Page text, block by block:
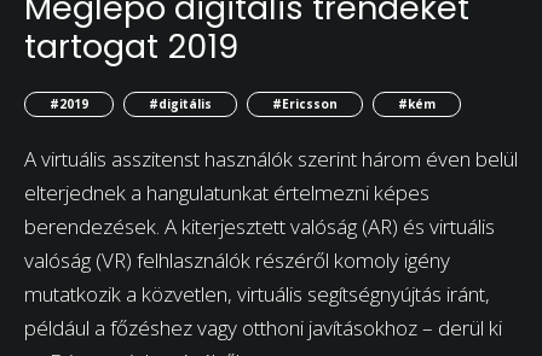
tartogat 2019
#2019 #digitális #Ericsson #kém
A virtuális asszitenst használók szerint három éven belül
elterjednek a hangulatunkat értelmezni képes
berendezések. A kiterjesztett valóság (AR) és virtuális
valóság (VR) felhlasználók részéről komoly igény
mutatkozik a közvetlen, virtuális segítségnyújtás iránt,
például a főzéshez vagy otthoni javításokhoz – derül ki